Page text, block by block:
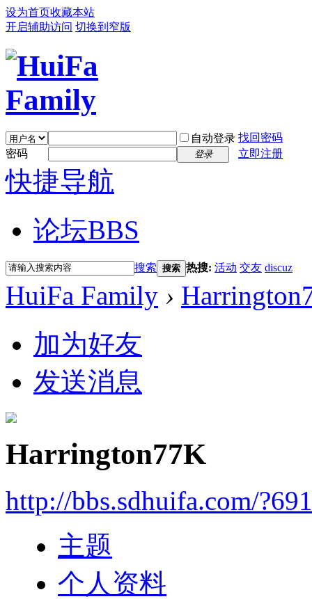
设为首页收藏本站
开启辅助访问 切换到窄版
自动登录 找回密码
密码
登录 立即注册
快捷导航
论坛BBS
搜索 搜索 热搜: 活动 交友 discuz
HuiFa Family ›
加为好友
发送消息
Harrington77K
http://bbs.sdhuifa.com/
主题
个人资料